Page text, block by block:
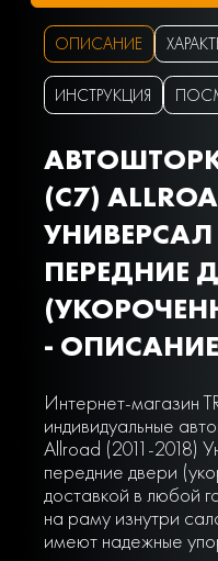
ОПИСАНИЕ
ИНСТРУКЦИЯ
(C7)
ПЕРЕДНИЕ
- ОПИСАНИЕ
Интернет-магазин
индивидуальные
Allroad (2011-2018)
передние двери
доставкой в любой
на раму изнутри
имеют надежные